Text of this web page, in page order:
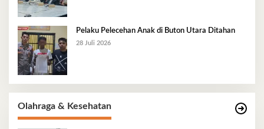
Pelaku Pelecehan Anak di Buton Utara Ditahan
28 Juli 2026
Olahraga & Kesehatan